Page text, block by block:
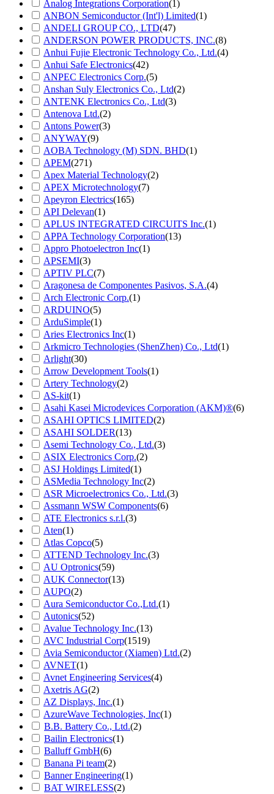
Analog Integrations Corporation(1)
ANBON Semiconductor (Int'l) Limited(1)
ANDELI GROUP CO., LTD(47)
ANDERSON POWER PRODUCTS, INC.(8)
Anhui Fujie Electronic Technology Co., Ltd.(4)
Anhui Safe Electronics(42)
ANPEC Electronics Corp.(5)
Anshan Suly Electronics Co., Ltd(2)
ANTENK Electronics Co., Ltd(3)
Antenova Ltd.(2)
Antons Power(3)
ANYWAY(9)
AOBA Technology (M) SDN. BHD(1)
APEM(271)
Apex Material Technology(2)
APEX Microtechnology(7)
Apeyron Electrics(165)
API Delevan(1)
APLUS INTEGRATED CIRCUITS Inc.(1)
APPA Technology Corporation(13)
Appro Photoelectron Inc(1)
APSEMI(3)
APTIV PLC(7)
Aragonesa de Componentes Pasivos, S.A.(4)
Arch Electronic Corp.(1)
ARDUINO(5)
ArduSimple(1)
Aries Electronics Inc(1)
Arkmicro Technologies (ShenZhen) Co., Ltd(1)
Arlight(30)
Arrow Development Tools(1)
Artery Technology(2)
AS-kit(1)
Asahi Kasei Microdevices Corporation (AKM)®(6)
ASAHI OPTICS LIMITED(2)
ASAHI SOLDER(13)
Asemi Technology Co., Ltd.(3)
ASIX Electronics Corp.(2)
ASJ Holdings Limited(1)
ASMedia Technology Inc(2)
ASR Microelectronics Co., Ltd.(3)
Assmann WSW Components(6)
ATE Electronics s.r.l.(3)
Aten(1)
Atlas Copco(5)
ATTEND Technology Inc.(3)
AU Optronics(59)
AUK Connector(13)
AUPO(2)
Aura Semiconductor Co.,Ltd.(1)
Autonics(52)
Avalue Technology Inc.(13)
AVC Industrial Corp(1519)
Avia Semiconductor (Xiamen) Ltd.(2)
AVNET(1)
Avnet Engineering Services(4)
Axetris AG(2)
AZ Displays, Inc.(1)
AzureWave Technologies, Inc(1)
B.B. Battery Co., Ltd.(2)
Bailin Electronics(1)
Balluff GmbH(6)
Banana Pi team(2)
Banner Engineering(1)
BAT WIRELESS(2)